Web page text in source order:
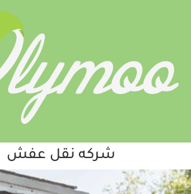
شركه نقل عفش